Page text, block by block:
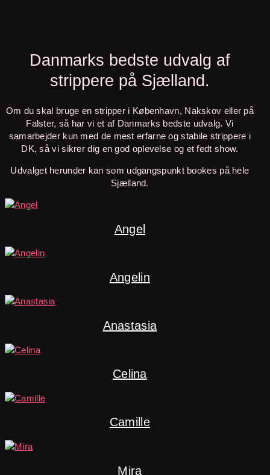
Danmarks bedste udvalg af
strippere på Sjælland.
Om du skal bruge en stripper i København, Nakskov eller på
Falster, så har vi et af Danmarks bedste udvalg. Vi
samarbejder kun med de mest erfarne og stabile strippere i
DK, så vi sikrer dig en god oplevelse og et fedt show.
Udvalget herunder kan som udgangspunkt bookes på hele
Sjælland.
Angel
Angelin
Anastasia
Celina
Camille
Mira